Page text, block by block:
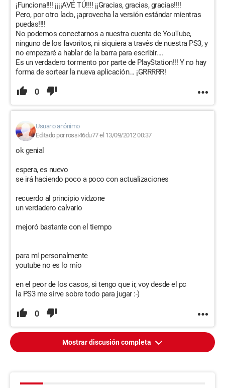
¡Funciona!!!! ¡¡¡¡AVÉ TÚ!!!! ¡¡Gracias, gracias, gracias!!!!
Pero, por otro lado, ¡aprovecha la versión estándar mientras
puedas!!!!
No podemos conectarnos a nuestra cuenta de YouTube,
ninguno de los favoritos, ni siquiera a través de nuestra PS3, y
no empezaré a hablar de la barra para escribir....
Es un verdadero tormento por parte de PlayStation!!! Y no hay
forma de sortear la nueva aplicación... ¡GRRRRR!
0
Usuario anónimo
Editado por rossi46du77 el 13/09/2012 00:37
ok genial
espera, es nuevo
se irá haciendo poco a poco con actualizaciones
recuerdo al principio vidzone
un verdadero calvario
mejoró bastante con el tiempo
para mí personalmente
youtube no es lo mío
en el peor de los casos, si tengo que ir, voy desde el pc
la PS3 me sirve sobre todo para jugar :-)
0
Mostrar discusión completa